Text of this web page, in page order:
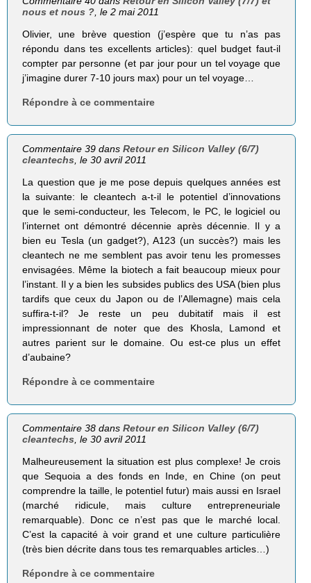
nous et nous ? , le 2 mai 2011
Olivier, une brève question (j’espère que tu n’as pas
répondu dans tes excellents articles): quel budget faut-il
compter par personne (et par jour pour un tel voyage que
j’imagine durer 7-10 jours max) pour un tel voyage…
Répondre à ce commentaire
Commentaire 39 dansRetour en Silicon Valley (6/7)
cleantechs , le 30 avril 2011
La question que je me pose depuis quelques années est
la suivante: le cleantech a-t-il le potentiel d’innovations
que le semi-conducteur, les Telecom, le PC, le logiciel ou
l’internet ont démontré décennie après décennie. Il y a
bien eu Tesla (un gadget?), A123 (un succès?) mais les
cleantech ne me semblent pas avoir tenu les promesses
envisagées. Même la biotech a fait beaucoup mieux pour
l’instant. Il y a bien les subsides publics des USA (bien plus
tardifs que ceux du Japon ou de l’Allemagne) mais cela
suffira-t-il? Je reste un peu dubitatif mais il est
impressionnant de noter que des Khosla, Lamond et
autres parient sur le domaine. Ou est-ce plus un effet
d’aubaine?
Répondre à ce commentaire
Commentaire 38 dansRetour en Silicon Valley (6/7)
cleantechs , le 30 avril 2011
Malheureusement la situation est plus complexe! Je crois
que Sequoia a des fonds en Inde, en Chine (on peut
comprendre la taille, le potentiel futur) mais aussi en Israel
(marché ridicule, mais culture entrepreneuriale
remarquable). Donc ce n’est pas que le marché local.
C’est la capacité à voir grand et une culture particulière
(très bien décrite dans tous tes remarquables articles…)
Répondre à ce commentaire